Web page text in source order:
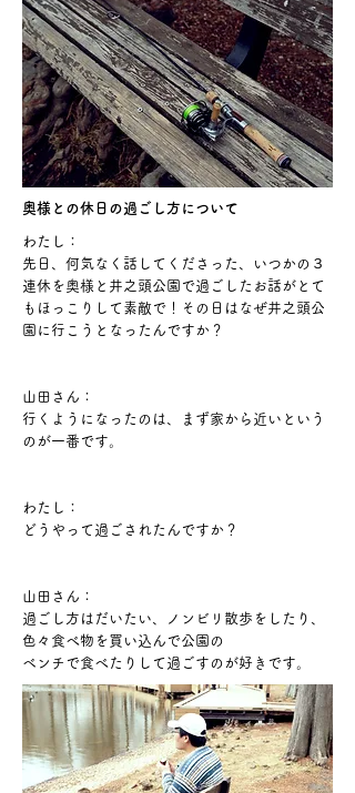
奥様との休日の過ごし方について
わたし：
先日、何気なく話してくださった、いつかの３
連休を奥様と井之頭公園で過ごしたお話がとて
もほっこりして素敵で！​その日はなぜ井之頭公
園に行こうとなったんですか？
山田さん：
行くようになったのは、まず家から近いという
のが一番です。
わたし：
どうやって過ごされたんですか？
山田さん：
過ごし方はだいたい、ノンビリ散歩をしたり、
色々食べ物を買い込んで公園の
ベンチで食べたりして過ごすのが好きです。